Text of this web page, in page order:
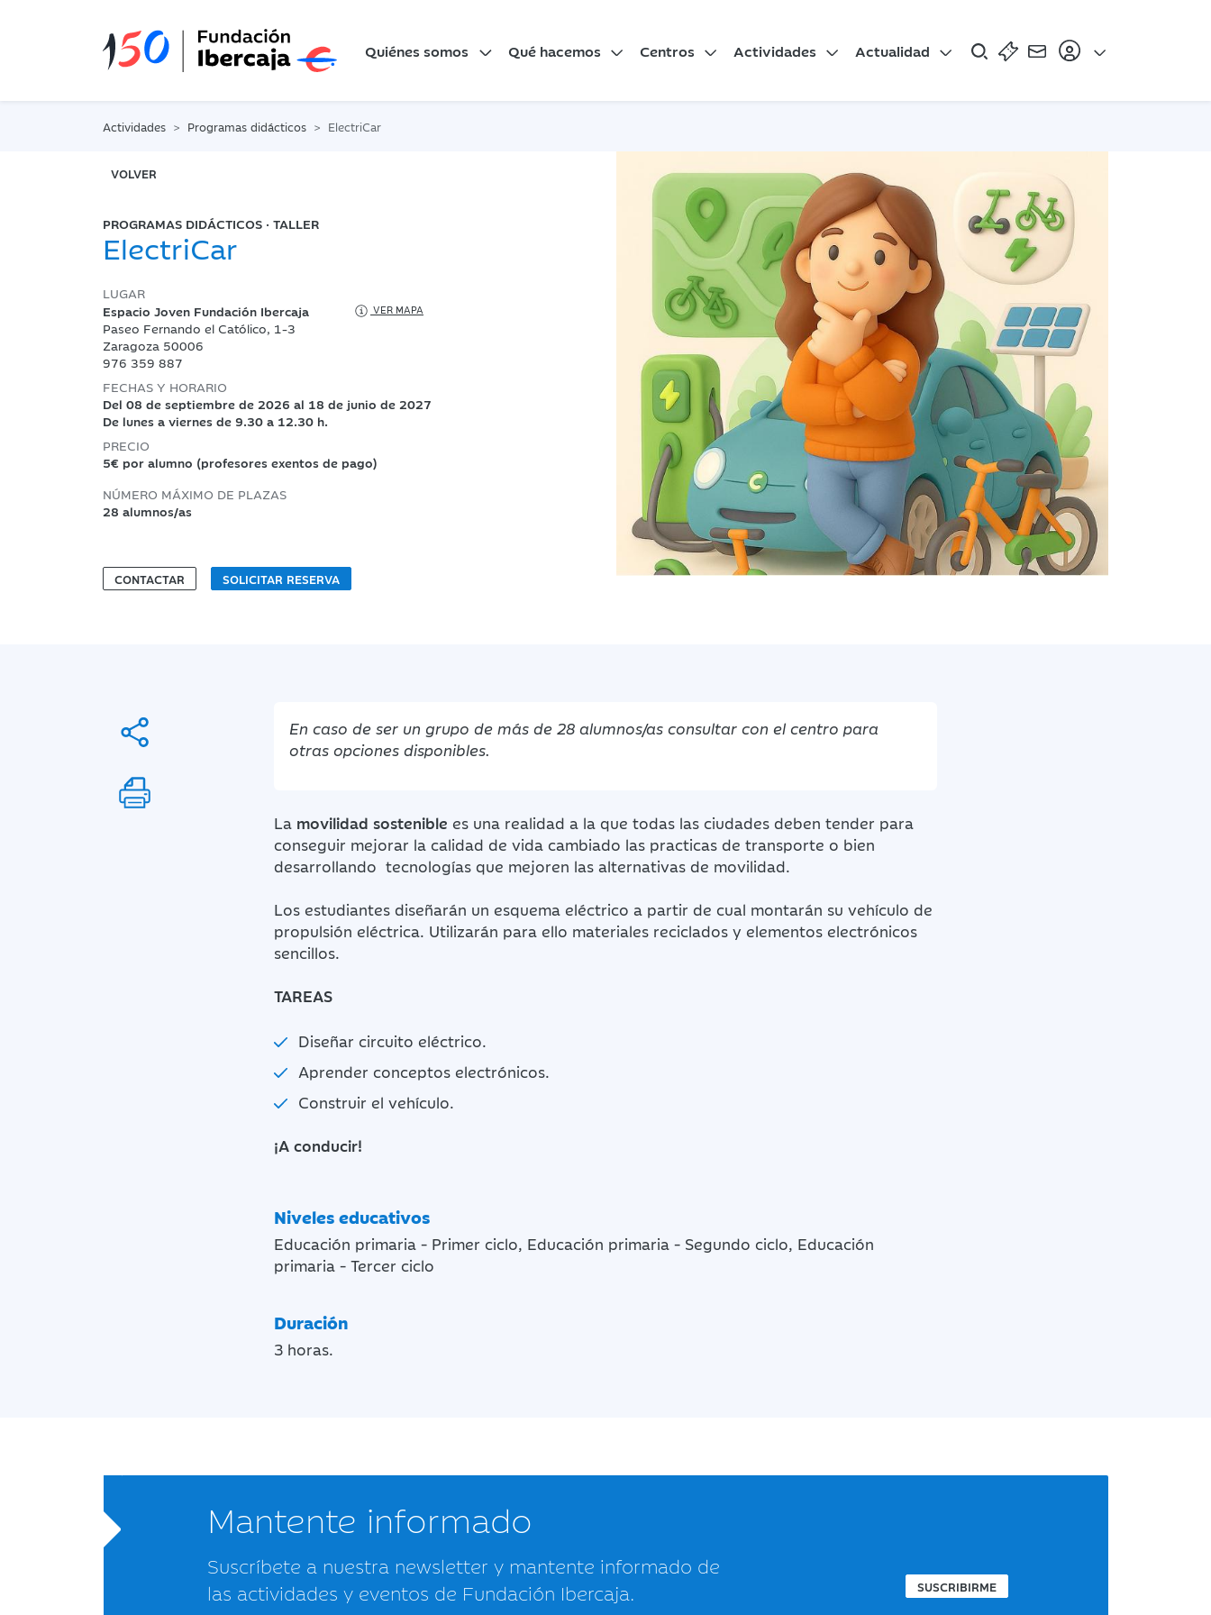
Quiénes somos Qué hacemos Centros Actividades Actualidad
Actividades Programas didácticos ElectriCar
VOLVER
PROGRAMAS DIDÁCTICOS · TALLER
ElectriCar
LUGAR
Espacio Joven Fundación Ibercaja
VER MAPA
Paseo Fernando el Católico, 1-3
Zaragoza 50006
976 359 887
FECHAS Y HORARIO
Del 08 de septiembre de 2026 al 18 de junio de 2027
De lunes a viernes de 9.30 a 12.30 h.
PRECIO
5€ por alumno (profesores exentos de pago)
NÚMERO MÁXIMO DE PLAZAS
28 alumnos/as
CONTACTAR SOLICITAR RESERVA
En caso de ser un grupo de más de 28 alumnos/as consultar con el centro para
otras opciones disponibles.
La movilidad sostenible es una realidad a la que todas las ciudades deben tender para
conseguir mejorar la calidad de vida cambiado las practicas de transporte o bien
desarrollando tecnologías que mejoren las alternativas de movilidad.
Los estudiantes diseñarán un esquema eléctrico a partir de cual montarán su vehículo de
propulsión eléctrica. Utilizarán para ello materiales reciclados y elementos electrónicos
sencillos.
TAREAS
Diseñar circuito eléctrico.
Aprender conceptos electrónicos.
Construir el vehículo.
¡A conducir!
Niveles educativos
Educación primaria - Primer ciclo, Educación primaria - Segundo ciclo, Educación
primaria - Tercer ciclo
Duración
3 horas.
Mantente informado
Suscríbete a nuestra newsletter y mantente informado de
las actividades y eventos de Fundación Ibercaja.
SUSCRIBIRME